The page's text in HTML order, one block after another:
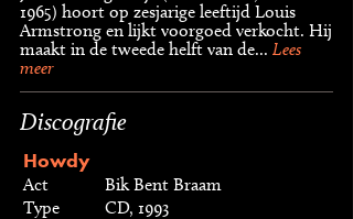
1965) hoort op zesjarige leeftijd Louis
Armstrong en lijkt voorgoed verkocht. Hij
maakt in de tweede helft van de... Lees
meer
Discografie
Howdy
Act
Bik Bent Braam
Type
CD, 1993